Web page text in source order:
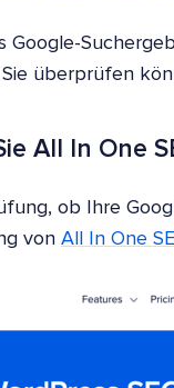
Google-
überprüfen
All In One
ob Ihre
von All In One